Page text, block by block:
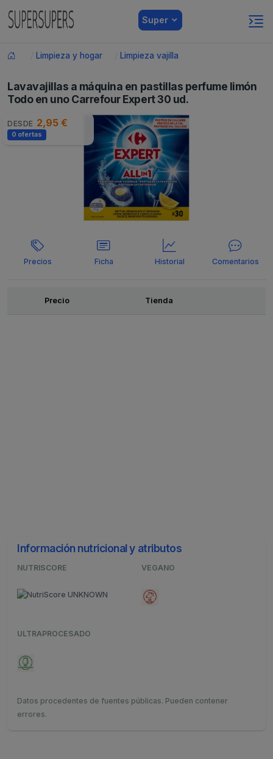
Super
Limpieza y hogar Limpieza vajilla
Lavavajillas a máquina en pastillas perfume limón
Todo en uno Carrefour Expert 30 ud.
DESDE 2,95 €
0 ofertas
Precios Ficha Historial Comentarios
OfertasPrecio Tienda
Información nutricional y atributos
NUTRISCORE VEGANO
ULTRAPROCESADO
Datos procedentes de fuentes públicas. Pueden contener
errores.